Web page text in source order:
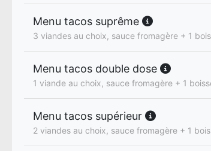
Menu tacos suprême
3 viandes au choix, sauce fromagère + 1
Menu tacos double dose
1 viande au choix, sauce fromagère + 1
Menu tacos supérieur
2 viandes au choix, sauce fromagère + 1